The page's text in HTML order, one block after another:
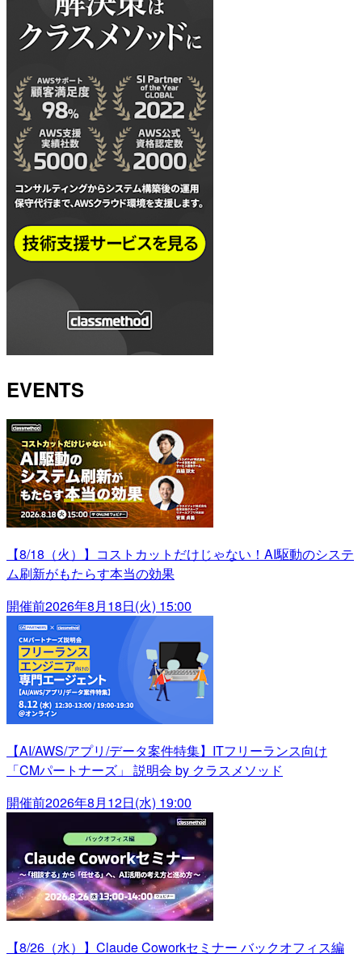
EVENTS
【8/18（火）】コストカットだけじゃない！AI駆動のシステ
ム刷新がもたらす本当の効果
開催前2026年8月18日(火) 15:00
【AI/AWS/アプリ/データ案件特集】ITフリーランス向け
「CMパートナーズ」 説明会 by クラスメソッド
開催前2026年8月12日(水) 19:00
【8/26（水）】Claude Coworkセミナー バックオフィス編